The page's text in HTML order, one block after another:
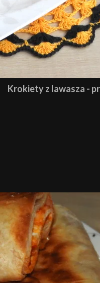
Krokiety z lawasza -